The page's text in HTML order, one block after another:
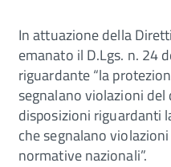
In attuazione della
emanato il D.Lgs. n. 24
riguardante “la
segnalano violazioni
disposizioni riguardanti
che segnalano
normative nazionali”.